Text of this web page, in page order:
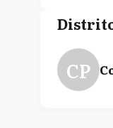
CP